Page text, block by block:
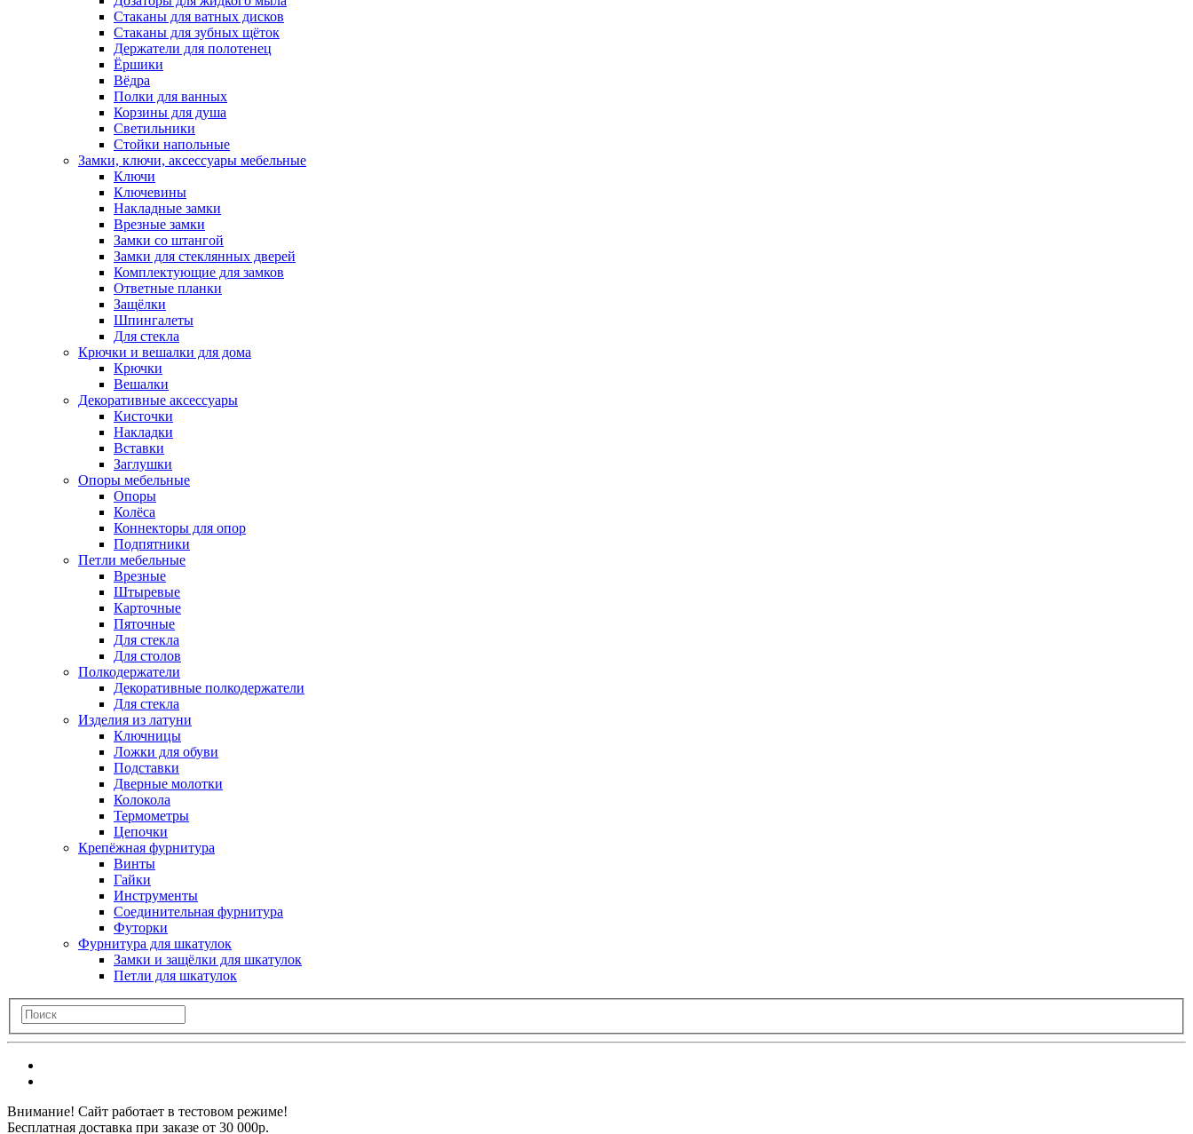
Стаканы для ватных дисков
Стаканы для зубных щёток
Держатели для полотенец
Ёршики
Вёдра
Полки для ванных
Корзины для душа
Светильники
Стойки напольные
Замки, ключи, аксессуары мебельные
Ключи
Ключевины
Накладные замки
Врезные замки
Замки со штангой
Замки для стеклянных дверей
Комплектующие для замков
Ответные планки
Защёлки
Шпингалеты
Для стекла
Крючки и вешалки для дома
Крючки
Вешалки
Декоративные аксессуары
Кисточки
Накладки
Вставки
Заглушки
Опоры мебельные
Опоры
Колёса
Коннекторы для опор
Подпятники
Петли мебельные
Врезные
Штыревые
Карточные
Пяточные
Для стекла
Для столов
Полкодержатели
Декоративные полкодержатели
Для стекла
Изделия из латуни
Ключницы
Ложки для обуви
Подставки
Дверные молотки
Колокола
Термометры
Цепочки
Крепёжная фурнитура
Винты
Гайки
Инструменты
Соединительная фурнитура
Футорки
Фурнитура для шкатулок
Замки и защёлки для шкатулок
Петли для шкатулок
Внимание! Сайт работает в тестовом режиме!
Бесплатная доставка при заказе от 30 000р.